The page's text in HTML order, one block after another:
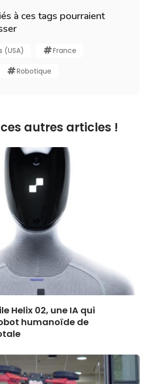
à ces tags pourraient
(USA) France
Robotique
autres articles !
Helix 02, une IA qui
humanoïde de